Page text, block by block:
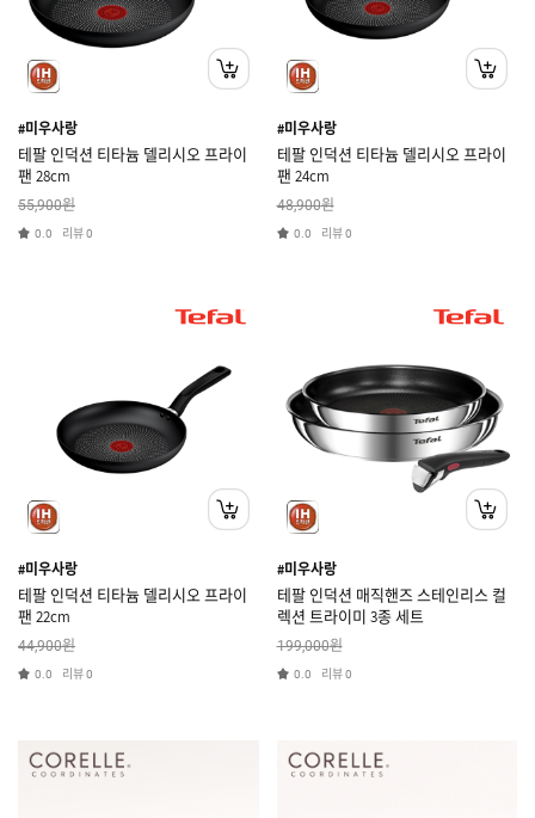
#미우사랑
테팔 인덕션 티타늄 델리시오 프라이
팬 28cm
55,900원
0.0 리뷰0
#미우사랑
테팔 인덕션 티타늄 델리시오 프라이
팬 24cm
48,900원
0.0 리뷰0
#미우사랑
테팔 인덕션 티타늄 델리시오 프라이
팬 22cm
44,900원
0.0 리뷰0
#미우사랑
테팔 인덕션 매직핸즈 스테인리스 컬
렉션 트라이미 3종 세트
199,000원
0.0 리뷰0